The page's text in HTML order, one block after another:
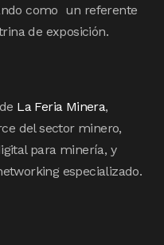
como un referente
de exposición.
La Feria Minera,
del sector minero,
para minería, y
especializado.